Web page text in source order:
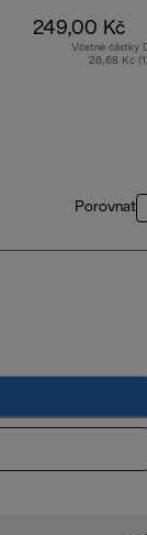
249,00 Kč
Včetně částky
26,68 Kč
Porovnat